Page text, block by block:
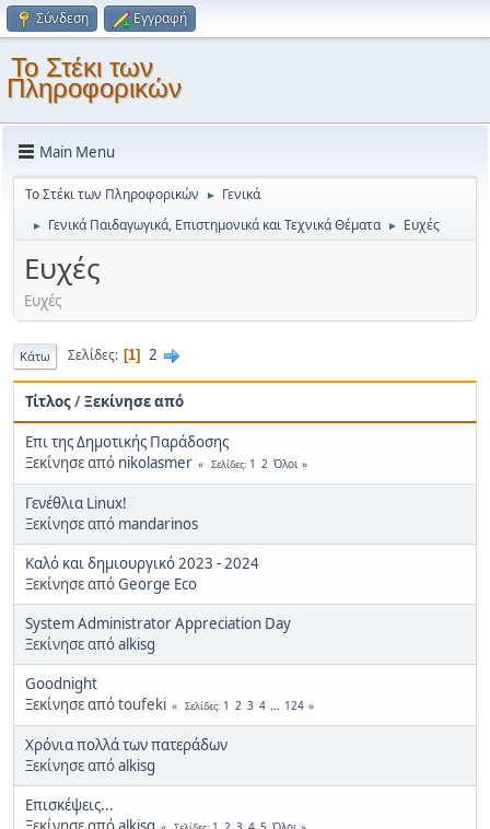
Σύνδεση Εγγραφή
Το Στέκι των
Πληροφορικών
Main Menu
Το Στέκι των Πληροφορικών ► Γενικά
► Γενικά Παιδαγωγικά, Επιστημονικά και Τεχνικά Θέματα ► Ευχές
Ευχές
Ευχές
Κάτω Σελίδες 1 2
Τίτλος/Ξεκίνησε από
Επι της Δημοτικής Παράδοσης
Ξεκίνησε από nikolasmer Σελίδες 1 2 Όλοι
Γενέθλια Linux!
Ξεκίνησε από mandarinos
Καλό και δημιουργικό 2023 - 2024
Ξεκίνησε απόGeorge Eco
System Administrator Appreciation Day
Ξεκίνησε απόalkisg
Goodnight
Ξεκίνησε από toufeki
Σελίδες 1 2 3 4 ... 124
Χρόνια πολλά των πατεράδων
Ξεκίνησε απόalkisg
Επισκέψεις...